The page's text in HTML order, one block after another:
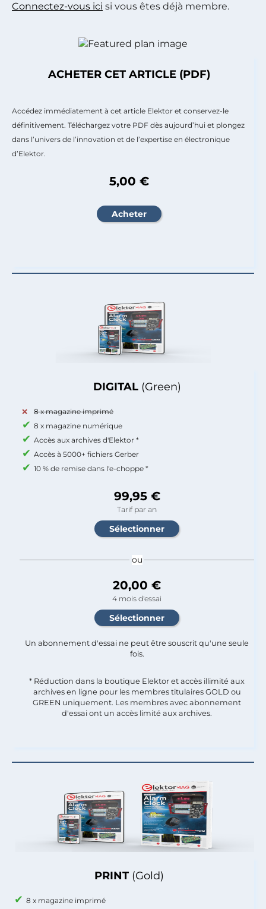
Connectez-vous ici si vous êtes déjà membre.
PRINT (Gold)
8 x magazine imprimé
DIGITAL (Green)
8 x magazine imprimé
8 x magazine numérique
Accès aux archives d'Elektor *
Accès à 5000+ fichiers Gerber
10 % de remise dans l'e-choppe *
99,95 €
Tarif par an
ou
20,00 €
4 mois d'essai
Un abonnement d'essai ne peut être souscrit qu'une seule
fois.​
* Réduction dans la boutique Elektor et accès illimité aux
archives en ligne pour les membres titulaires GOLD ou
GREEN uniquement. Les membres avec abonnement
d'essai ont un accès limité aux archives.
ACHETER CET ARTICLE (PDF)
Accédez immédiatement à cet article Elektor et conservez-le
définitivement. Téléchargez votre PDF dès aujourd’hui et plongez
dans l’univers de l’innovation et de l’expertise en électronique
d’Elektor.
5,00 €